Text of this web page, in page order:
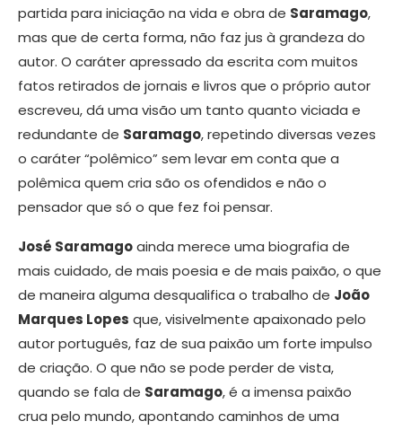
partida para iniciação na vida e obra de Saramago,
mas que de certa forma, não faz jus à grandeza do
autor. O caráter apressado da escrita com muitos
fatos retirados de jornais e livros que o próprio autor
escreveu, dá uma visão um tanto quanto viciada e
redundante de Saramago, repetindo diversas vezes
o caráter “polêmico” sem levar em conta que a
polêmica quem cria são os ofendidos e não o
pensador que só o que fez foi pensar.
José Saramagoainda merece uma biografia de
mais cuidado, de mais poesia e de mais paixão, o que
de maneira alguma desqualifica o trabalho de João
Marques Lopes que, visivelmente apaixonado pelo
autor português, faz de sua paixão um forte impulso
de criação. O que não se pode perder de vista,
quando se fala de Saramago, é a imensa paixão
crua pelo mundo, apontando caminhos de uma